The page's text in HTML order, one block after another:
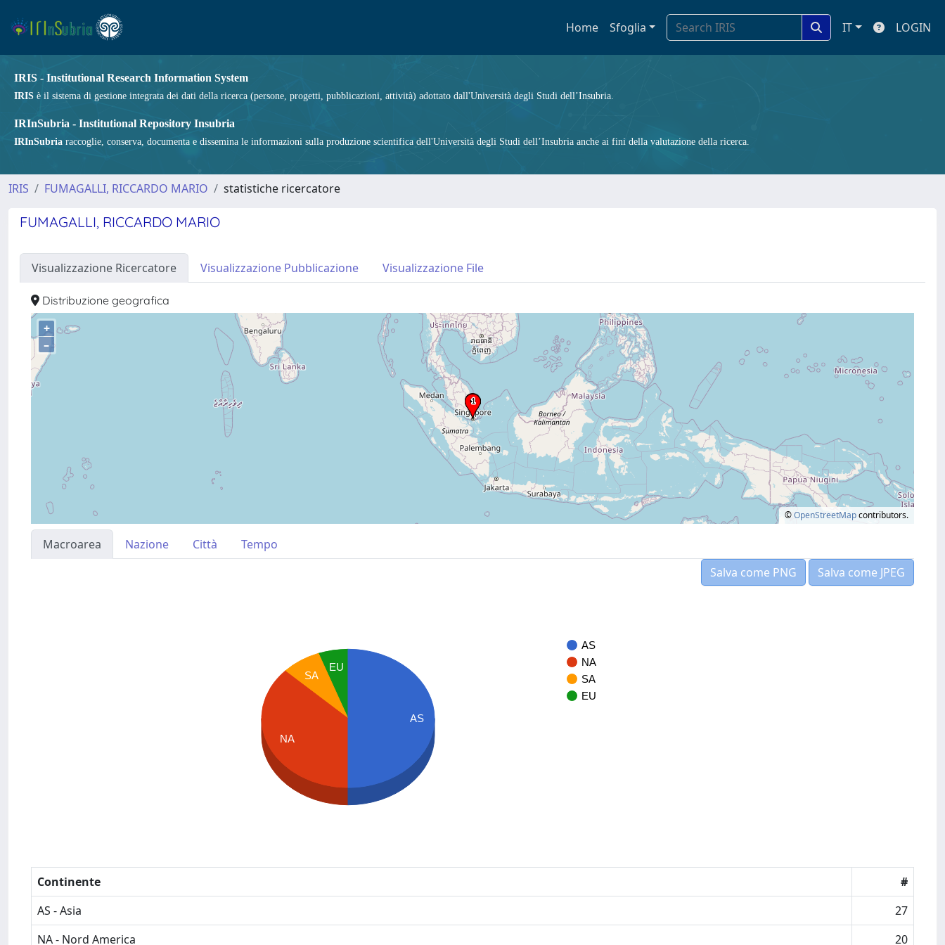
Home Sfoglia IT LOGIN
IRIS - Institutional Research Information System
IRIS è il sistema di gestione integrata dei dati della ricerca (persone, progetti, pubblicazioni, attività) adottato dall'Università degli Studi dell’Insubria.
IRInSubria - Institutional Repository Insubria
IRInSubria raccoglie, conserva, documenta e dissemina le informazioni sulla produzione scientifica dell'Università degli Studi dell’Insubria anche ai fini della valutazione della ricerca.
IRIS FUMAGALLI, RICCARDO MARIO statistiche ricercatore
FUMAGALLI, RICCARDO MARIO
Visualizzazione Ricercatore Visualizzazione Pubblicazione Visualizzazione File
Distribuzione geografica
+
–
©OpenStreetMapcontributors.
Macroarea Nazione Città
Tempo
Salva come PNG
Salva come JPEG
AS
NA
SA
EU
EU
SA
NA
AS
Continente
#
AS - Asia
27
NA - Nord America
20